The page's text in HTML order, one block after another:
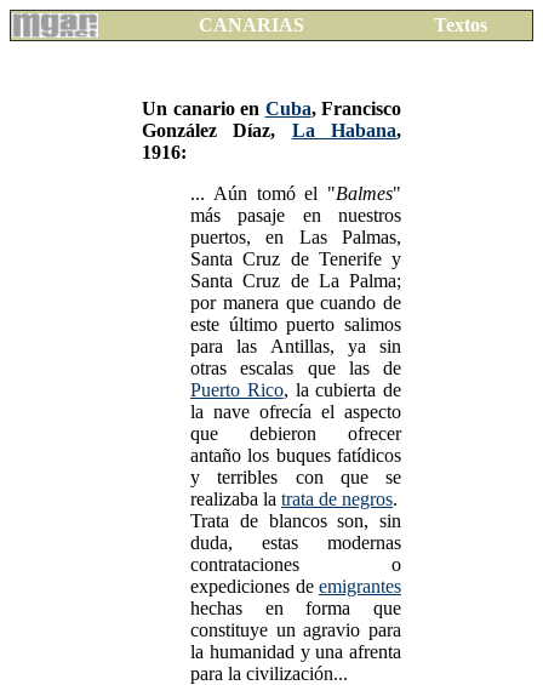
CANARIAS Textos
Un canario en Cuba, Francisco
González Díaz, La Habana,
1916:
... Aún tomó el "Balmes"
más pasaje en nuestros
puertos, en Las Palmas,
Santa Cruz de Tenerife y
Santa Cruz de La Palma;
por manera que cuando de
este último puerto salimos
para las Antillas, ya sin
otras escalas que las de
Puerto Rico, la cubierta de
la nave ofrecía el aspecto
que debieron ofrecer
antaño los buques fatídicos
y terribles con que se
realizaba la trata de negros.
Trata de blancos son, sin
duda, estas modernas
contrataciones o
expediciones de emigrantes
hechas en forma que
constituye un agravio para
la humanidad y una afrenta
para la civilización...